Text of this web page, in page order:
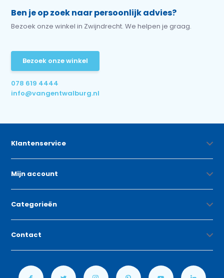
Ben je op zoek naar persoonlijk advies?
Bezoek onze winkel in Zwijndrecht. We helpen je graag.
Bezoek onze winkel
078 619 4444
info@vangentwalburg.nl
Klantenservice
Mijn account
Categorieën
Contact